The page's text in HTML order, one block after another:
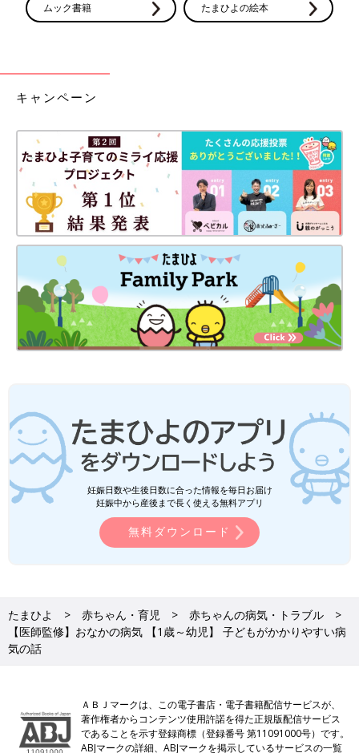
ムック書籍 たまひよの絵本
キャンペーン
妊娠日数や生後日数に合った情報を毎日お届け
妊娠中から産後まで長く使える無料アプリ
無料ダウンロード
たまひよ 赤ちゃん・育児
赤ちゃんの病気・トラブル
【医師監修】おなかの病気 【1歳～幼児】 子どもがかかりやすい病
気の話
ＡＢＪマークは、この電子書店・電子書籍配信サービスが、
著作権者からコンテンツ使用許諾を得た正規版配信サービス
であることを示す登録商標（登録番号 第11091000号）です。
ABJマークの詳細、ABJマークを掲示しているサービスの一覧